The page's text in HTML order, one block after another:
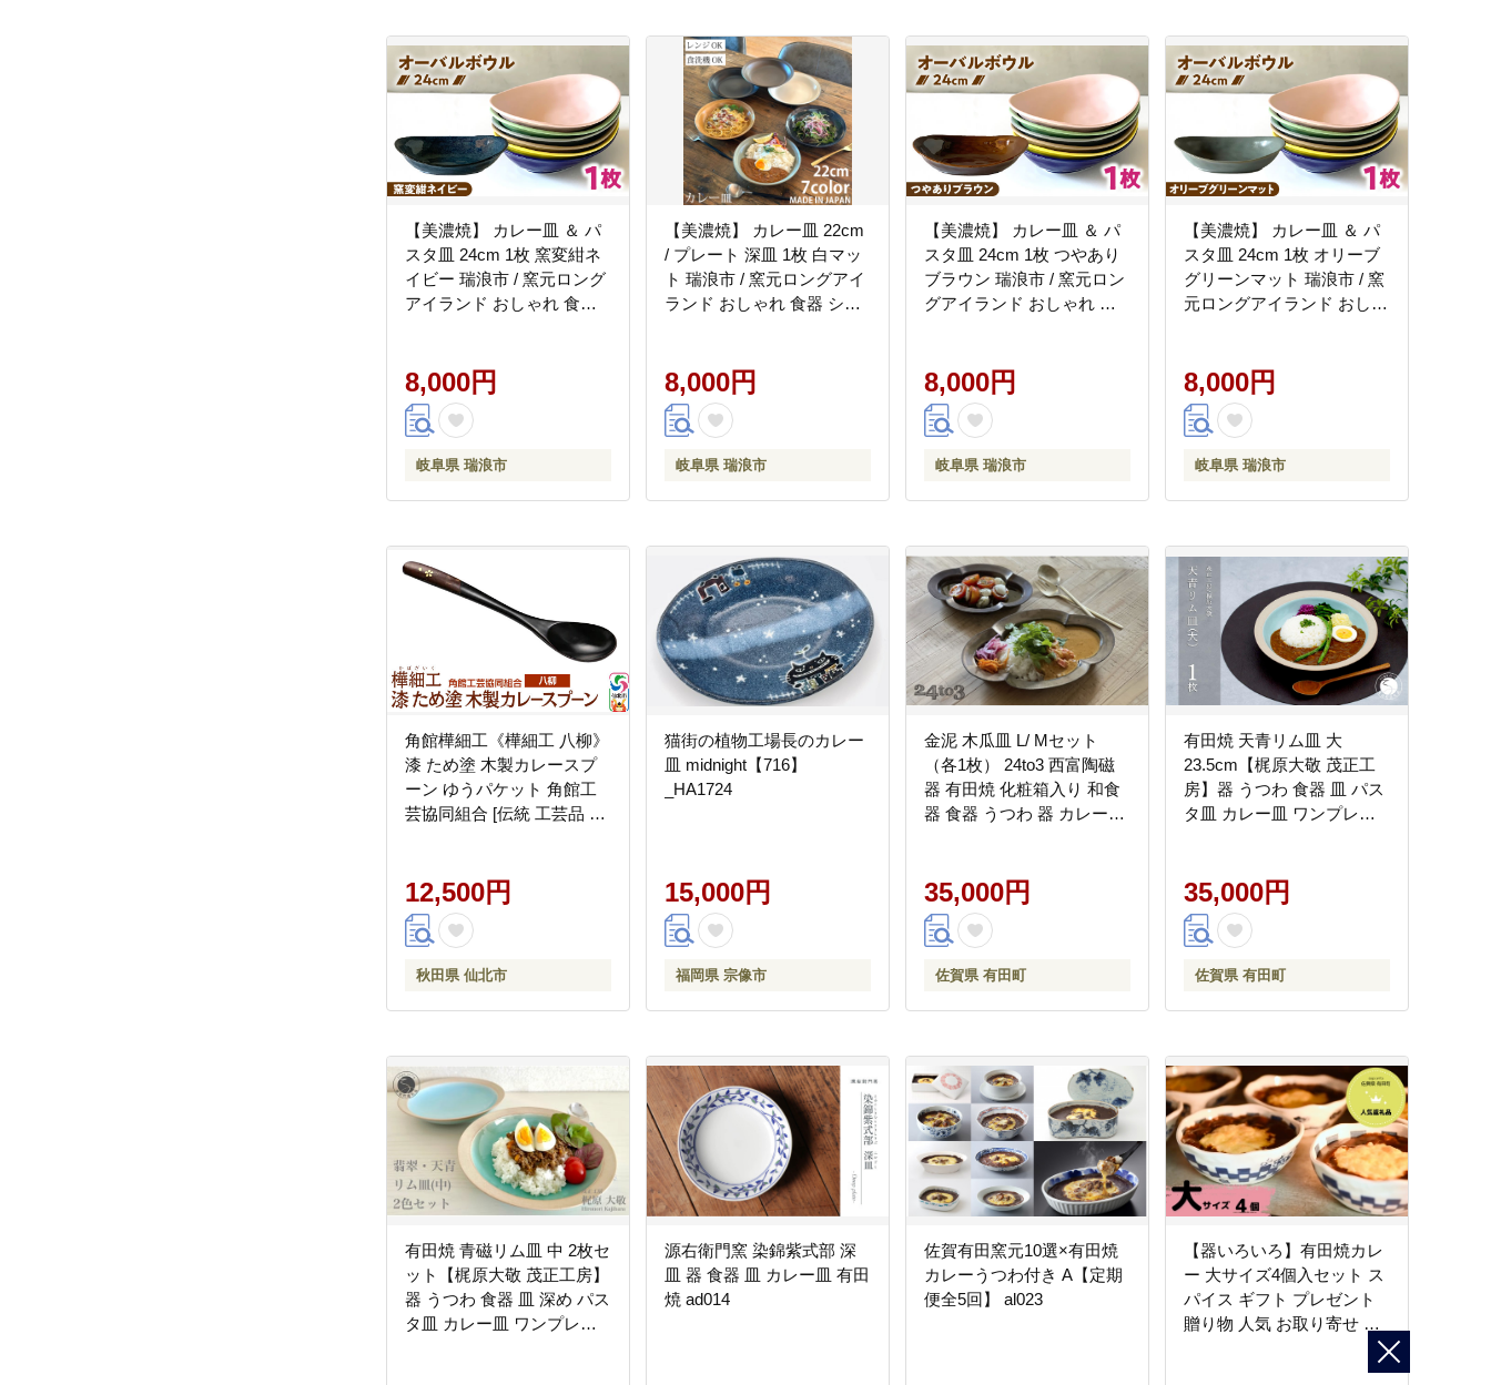
【美濃焼】 カレー皿 ＆ パ
スタ皿 24cm 1枚 窯変紺ネ
イビー 瑞浪市 / 窯元ロング
アイランド おしゃれ 食器
8,000円
岐阜県 瑞浪市
【美濃焼】 カレー皿 22cm
/ プレート 深皿 1枚 白マッ
ト 瑞浪市 / 窯元ロングアイ
ランド おしゃれ 食器 シン
8,000円
岐阜県 瑞浪市
【美濃焼】 カレー皿 ＆ パ
スタ皿 24cm 1枚 つやあり
ブラウン 瑞浪市 / 窯元ロン
グアイランド おしゃれ 食
8,000円
岐阜県 瑞浪市
【美濃焼】 カレー皿 ＆ パ
スタ皿 24cm 1枚 オリーブ
グリーンマット 瑞浪市 / 窯
元ロングアイランド おしゃ
8,000円
岐阜県 瑞浪市
角館樺細工《樺細工 八柳》
漆 ため塗 木製カレースプ
ーン ゆうパケット 角館工
芸協同組合 [伝統 工芸品 樺
12,500円
秋田県 仙北市
猫街の植物工場長のカレー
皿 midnight【716】
_HA1724
15,000円
福岡県 宗像市
金泥 木瓜皿 L/ Mセット
（各1枚） 24to3 西富陶磁
器 有田焼 化粧箱入り 和食
器 食器 うつわ 器 カレー皿
り皿 おしゃれ アンティー
ク ゴールド 35000円 3.5万
円 bi036
35,000円
佐賀県 有田町
有田焼 天青リム皿 大
23.5cm【梶原大敬 茂正工
房】器 うつわ 食器 皿 パス
タ皿 カレー皿 ワンプレー
子レンジ対応 35000円 3.5
万円 ak034
35,000円
佐賀県 有田町
有田焼 青磁リム皿 中 2枚セ
ット【梶原大敬 茂正工房】
器 うつわ 食器 皿 深め パス
タ皿 カレー皿 ワンプレー
源右衛門窯 染錦紫式部 深
皿 器 食器 皿 カレー皿 有田
焼 ad014
佐賀有田窯元10選×有田焼
カレーうつわ付き A【定期
便全5回】 al023
【器いろいろ】有田焼カレ
ー 大サイズ4個入セット ス
パイス ギフト プレゼント
贈り物 人気 お取り寄せ 冷